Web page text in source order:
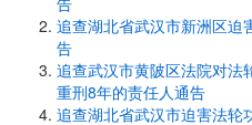
追查湖北省武汉市新洲区迫
告
追查武汉市黄陂区法院对法
重刑8年的责任人通告
追查湖北省武汉市迫害法轮